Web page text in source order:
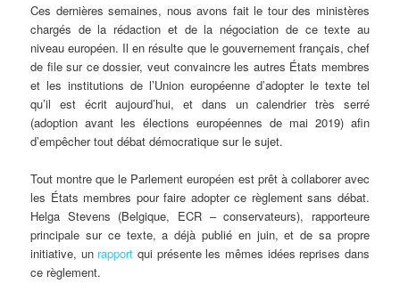
Ces dernières semaines, nous avons fait le tour des ministères
chargés de la rédaction et de la négociation de ce texte au
niveau européen. Il en résulte que le gouvernement français, chef
de file sur ce dossier, veut convaincre les autres États membres
et les institutions de l’Union européenne d’adopter le texte tel
qu’il est écrit aujourd’hui, et dans un calendrier très serré
(adoption avant les élections européennes de mai 2019) afin
d’empêcher tout débat démocratique sur le sujet.
Tout montre que le Parlement européen est prêt à collaborer avec
les États membres pour faire adopter ce règlement sans débat.
Helga Stevens (Belgique, ECR – conservateurs), rapporteure
principale sur ce texte, a déjà publié en juin, et de sa propre
initiative, un rapport qui présente les mêmes idées reprises dans
ce règlement.